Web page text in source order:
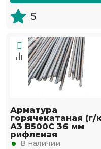
5
Арматура
горячекатаная (г/
А3 В500С 36 мм
рифленая
В наличии